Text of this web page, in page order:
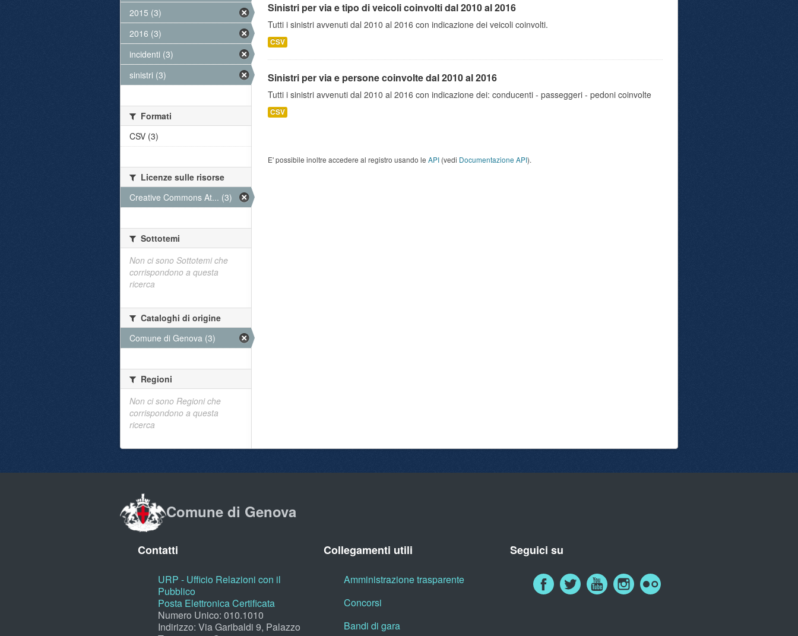
Sinistri per via e tipo di veicoli coinvolti dal 2010 al 2016
Tutti i sinistri avvenuti dal 2010 al 2016 con indicazione dei veicoli coinvolti.
CSV
Sinistri per via e persone coinvolte dal 2010 al 2016
Tutti i sinistri avvenuti dal 2010 al 2016 con indicazione dei: conducenti - passeggeri - pedoni coinvolte
CSV
E' possibile inoltre accedere al registro usando le API (vedi Documentazione API).
2015 (3)
2016 (3)
incidenti (3)
sinistri (3)
Formati
CSV (3)
Licenze sulle risorse
Creative Commons At... (3)
Sottotemi
Non ci sono Sottotemi che
corrispondono a questa
ricerca
Cataloghi di origine
Comune di Genova (3)
Regioni
Non ci sono Regioni che
corrispondono a questa
ricerca
Comune di Genova
Contatti
URP - Ufficio Relazioni con il
Pubblico
Posta Elettronica Certificata
Numero Unico: 010.1010
Indirizzo: Via Garibaldi 9, Palazzo
Collegamenti utili
Amministrazione trasparente
Concorsi
Bandi di gara
Seguici su